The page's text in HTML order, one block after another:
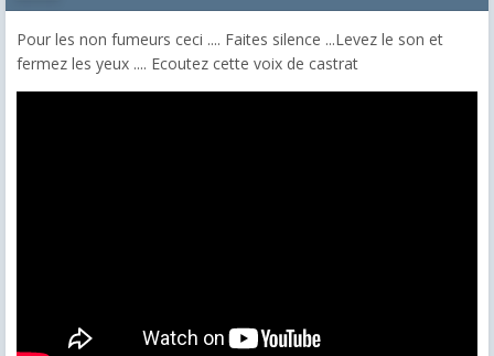
Pour les non fumeurs ceci .... Faites silence ...Levez le son et
fermez les yeux .... Ecoutez cette voix de castrat